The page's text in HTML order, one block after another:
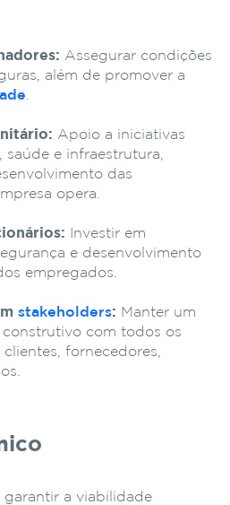
Assegurar condições
além de promover a
Apoio a iniciativas
saúde e infraestrutura,
das
opera.
Investir em
e desenvolvimento
empregados.
stakeholders: Manter um
com todos os
fornecedores,
garantir a viabilidade